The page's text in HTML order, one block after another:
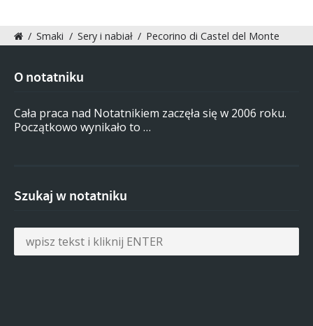
/ Smaki / Sery i nabiał / Pecorino di Castel del Monte
O notatniku
Cała praca nad Notatnikiem zaczęła się w 2006 roku.
Początkowo wynikało to …
Szukaj w notatniku